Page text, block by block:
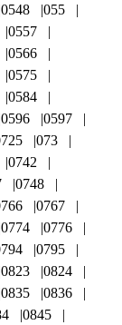
0548
055
0557
0566
0575
0584
0596
0597
073
0742
0748
0767
0774
0776
0795
0823
0824
0835
0836
0845